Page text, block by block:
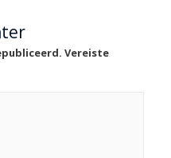
Vereiste